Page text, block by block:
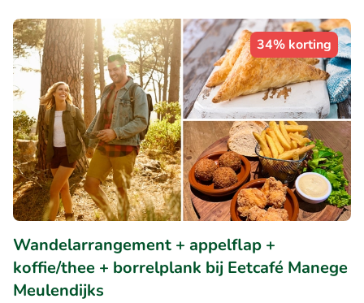
34% korting
Wandelarrangement + appelflap +
koffie/thee + borrelplank bij Eetcafé Manege
Meulendijks